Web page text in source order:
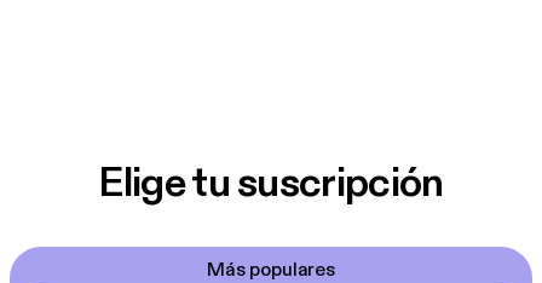
Elige tu suscripción
Más populares